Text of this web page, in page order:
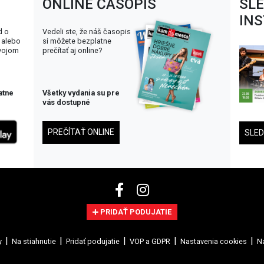
o
ONLINE ČASOPIS
Vedeli ste, že náš časopis
si môžete bezplatne
prečítať aj online?
Všetky vydania su pre
vás dostupné
PREČÍTAŤ ONLINE
PRIDAŤ PODUJATIE
Na stiahnutie Pridať podujatie VOP a GDPR Nastavenia cookies